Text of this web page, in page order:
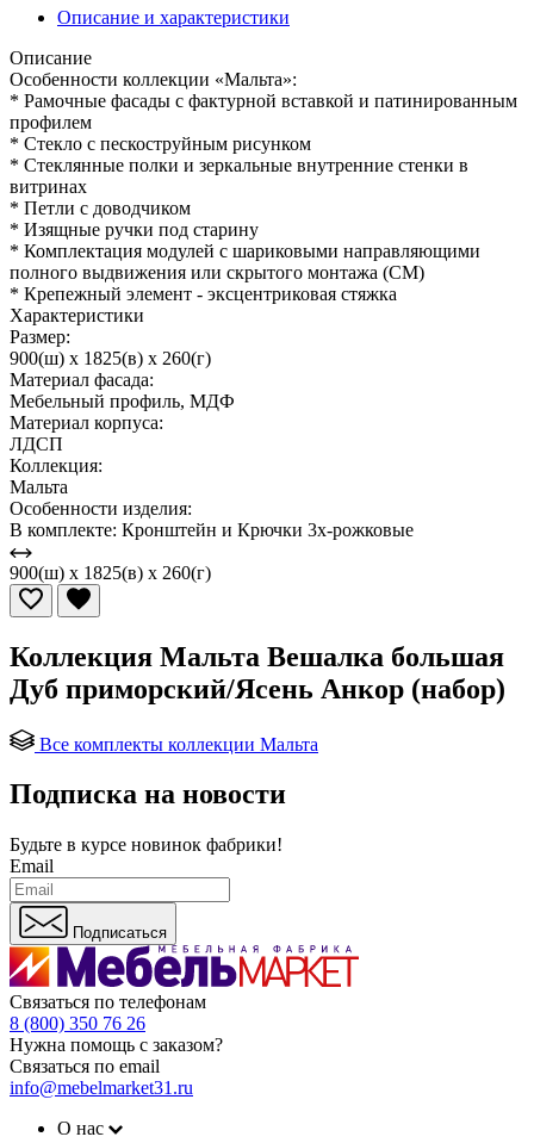
Описание и характеристики
Описание
Особенности коллекции «Мальта»:
* Рамочные фасады с фактурной вставкой и патинированным
профилем
* Стекло с пескоструйным рисунком
* Стеклянные полки и зеркальные внутренние стенки в
витринах
* Петли с доводчиком
* Изящные ручки под старину
* Комплектация модулей с шариковыми направляющими
полного выдвижения или скрытого монтажа (СМ)
* Крепежный элемент - эксцентриковая стяжка
Характеристики
Размер:
900(ш) x 1825(в) x 260(г)
Материал фасада:
Мебельный профиль, МДФ
Материал корпуса:
ЛДСП
Коллекция:
Мальта
Особенности изделия:
В комплекте: Кронштейн и Крючки 3х-рожковые
900(ш) x 1825(в) x 260(г)
Коллекция Мальта Вешалка большая
Дуб приморский/Ясень Анкор (набор)
Все комплекты коллекции Мальта
Подписка на новости
Будьте в курсе новинок фабрики!
Email
Подписаться
Связаться по телефонам
8 (800) 350 76 26
Нужна помощь с заказом?
Связаться по email
info@mebelmarket31.ru
О нас